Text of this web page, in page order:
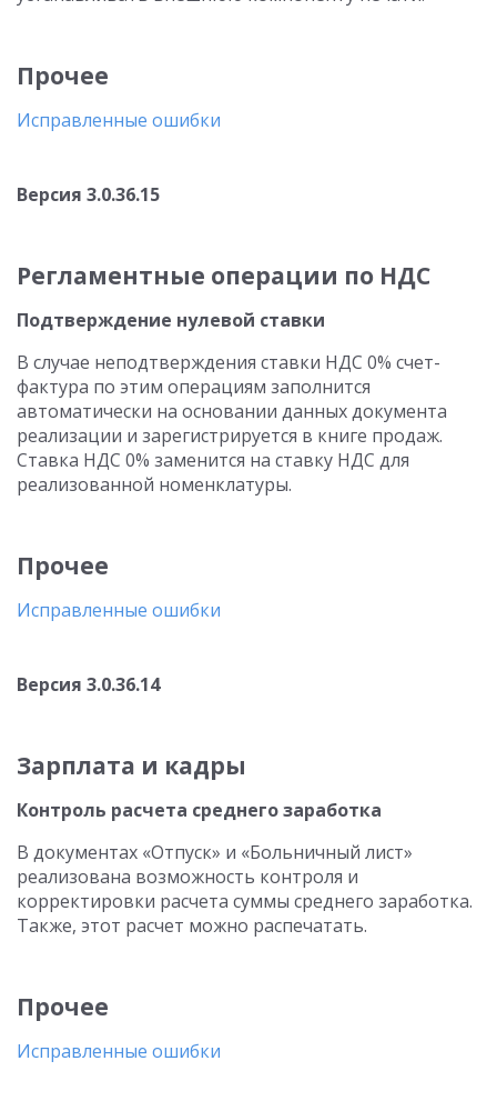
Прочее
Исправленные ошибки
Версия 3.0.36.15
Регламентные операции по НДС
Подтверждение нулевой ставки
В случае неподтверждения ставки НДС 0% счет-
фактура по этим операциям заполнится
автоматически на основании данных документа
реализации и зарегистрируется в книге продаж.
Ставка НДС 0% заменится на ставку НДС для
реализованной номенклатуры.
Прочее
Исправленные ошибки
Версия 3.0.36.14
Зарплата и кадры
Контроль расчета среднего заработка
В документах «Отпуск» и «Больничный лист»
реализована возможность контроля и
корректировки расчета суммы среднего заработка.
Также, этот расчет можно распечатать.
Прочее
Исправленные ошибки